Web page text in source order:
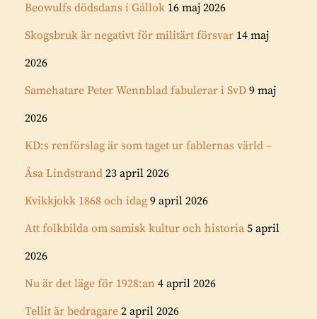
Beowulfs dödsdans i Gállok 16 maj 2026
Skogsbruk är negativt för militärt försvar 14 maj
2026
Samehatare Peter Wennblad fabulerar i SvD 9 maj
2026
KD:s renförslag är som taget ur fablernas värld –
Åsa Lindstrand 23 april 2026
Kvikkjokk 1868 och idag 9 april 2026
Att folkbilda om samisk kultur och historia 5 april
2026
Nu är det läge för 1928:an 4 april 2026
Tellit är bedragare 2 april 2026